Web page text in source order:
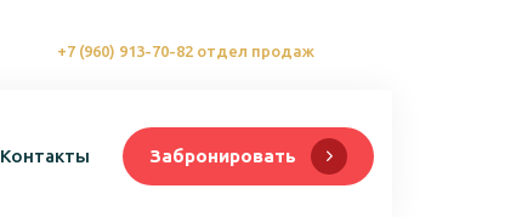
+7 (960) 913-70-82 отдел продаж
Контакты Забронировать